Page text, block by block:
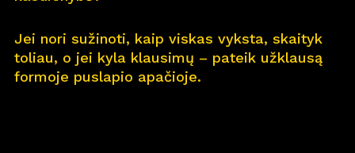
Jei nori sužinoti, kaip viskas vyksta, skaityk
toliau, o jei kyla klausimų – pateik užklausą
formoje puslapio apačioje.